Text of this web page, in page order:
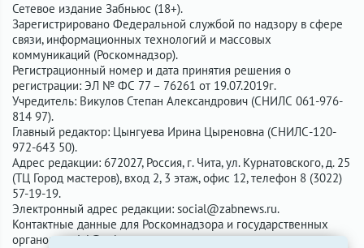
Сетевое издание Забньюс (18+).
Зарегистрировано Федеральной службой по надзору в сфере
связи, информационных технологий и массовых
коммуникаций (Роскомнадзор).
Регистрационный номер и дата принятия решения о
регистрации: ЭЛ № ФС 77 – 76261 от 19.07.2019г.
Учредитель: Викулов Степан Александрович (СНИЛС 061-976-
814 97).
Главный редактор: Цынгуева Ирина Цыреновна (СНИЛС-120-
972-643 50).
Адрес редакции: 672027, Россия, г. Чита, ул. Курнатовского, д. 25
(ТЦ Город мастеров), вход 2, 3 этаж, офис 12, телефон 8 (3022)
57-19-19.
Электронный адрес редакции: social@zabnews.ru.
Контактные данные для Роскомнадзора и государственных
органов:
social@zabnews.ru.